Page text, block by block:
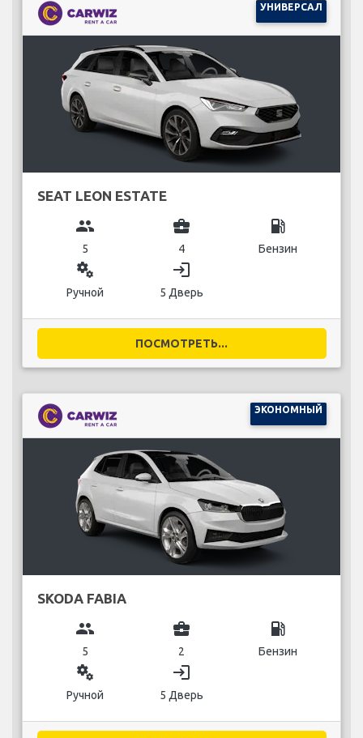
УНИВЕРСАЛ
SEAT LEON ESTATE
group
5
business_center
4
local_gas_station
Бензин
miscellaneous_services
Ручной
login
5 Дверь
ПОСМОТРЕТЬ...
ЭКОНОМНЫЙ
SKODA FABIA
group
5
business_center
2
local_gas_station
Бензин
miscellaneous_services
Ручной
login
5 Дверь